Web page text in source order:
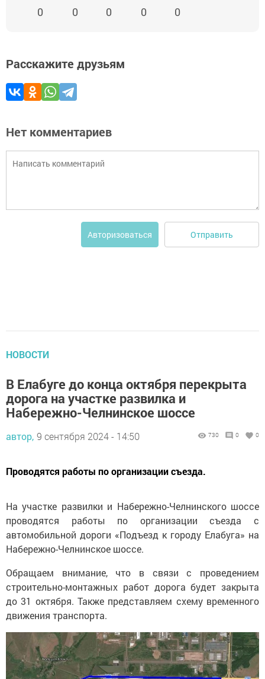
0 0 0 0 0
Расскажите друзьям
Нет комментариев
Авторизоваться Отправить
НОВОСТИ
В Елабуге до конца октября перекрыта
дорога на участке развилка и
Набережно-Челнинское шоссе
автор, 9 сентября 2024 - 14:50 730 0 0
Проводятся работы по организации съезда.
На участке развилки и Набережно-Челнинского шоссе
проводятся работы по организации съезда с
автомобильной дороги «Подъезд к городу Елабуга» на
Набережно-Челнинское шоссе.
Обращаем внимание, что в связи с проведением
строительно-монтажных работ дорога будет закрыта
до 31 октября. Также представляем схему временного
движения транспорта.